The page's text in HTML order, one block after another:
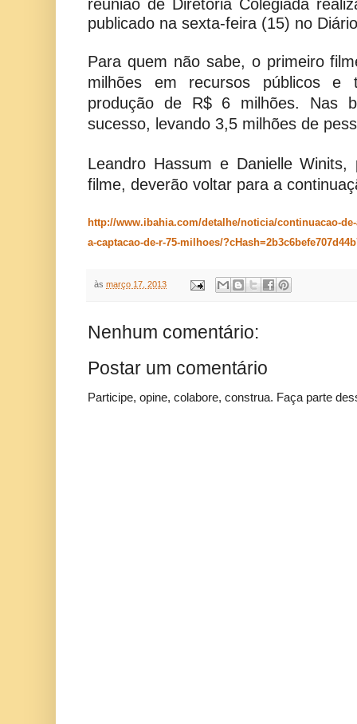
reunião de Diretoria Colegiada
publicado na sexta-feira (15) no
Para quem não sabe, o primeiro
milhões em recursos públicos
produção de R$ 6 milhões. Nas
sucesso, levando 3,5 milhões de
Leandro Hassum e Danielle Winits,
filme, deverão voltar para a
http://www.ibahia.com/detalhe/noticia/continuacao-
a-captacao-de-r-75-milhoes/
às março 17, 2013
Nenhum comentário:
Postar um comentário
Participe, opine, colabore, construa. Faça parte